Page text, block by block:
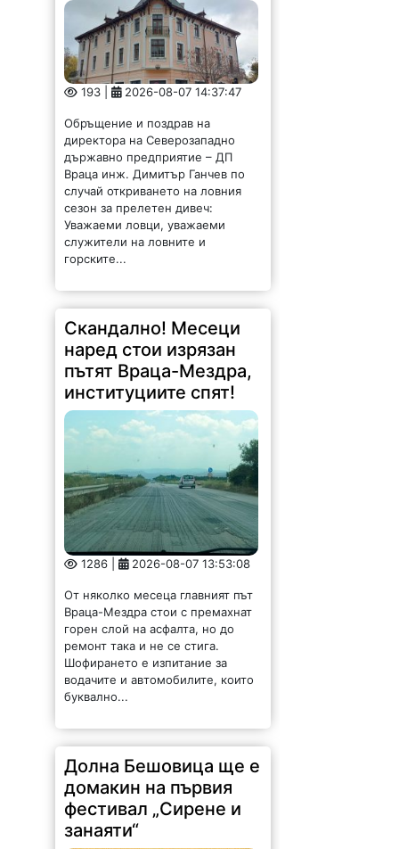
193 | 2026-08-07 14:37:47
Обръщение и поздрав на
директора на Северозападно
държавно предприятие – ДП
Враца инж. Димитър Ганчев по
случай откриването на ловния
сезон за прелетен дивеч:
Уважаеми ловци, уважаеми
служители на ловните и
горските...
Скандално! Месеци
наред стои изрязан
пътят Враца-Мездра,
институциите спят!
1286 | 2026-08-07 13:53:08
От няколко месеца главният път
Враца-Мездра стои с премахнат
горен слой на асфалта, но до
ремонт така и не се стига.
Шофирането е изпитание за
водачите и автомобилите, които
буквално...
Долна Бешовица ще е
домакин на първия
фестивал „Сирене и
занаяти“